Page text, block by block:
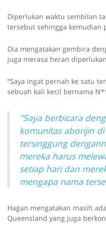
Diperlukan waktu sembilan
tersebut sehingga kemudian
Dia mengatakan gembira
juga merasa heran
“Saya ingat pernah ke satu
sebuah kali kecil bernama
"Saya berbicara
komunitas aborijin
tersinggung
mereka harus
setiap hari dan
mengapa nama
Hagan mengatakan masih
Queensland yang juga